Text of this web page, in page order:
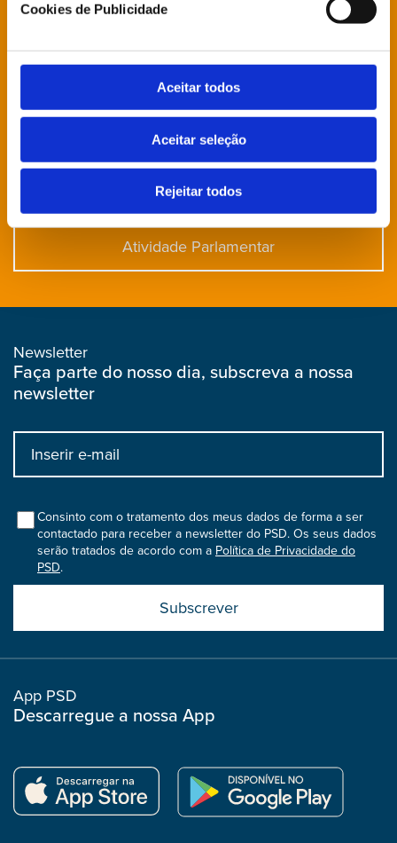
Cookies de Publicidade
Aceitar todos
Aceitar seleção
Rejeitar todos
Deputados
Direção Grupo Parlamentar
Agenda
Atividade Parlamentar
Newsletter
Faça parte do nosso dia, subscreva a nossa
newsletter
Input
bootstrap
colConsinto com o tratamento dos meus dados de forma a ser
contactado para receber a newsletter do PSD. Os seus dados
serão tratados de acordo com a Política de Privacidade do
PSD.
boostrap
col
App PSD
Descarregue a nossa App